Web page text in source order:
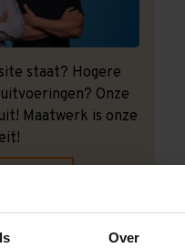
Over
staat? Hogere
Onze
Maatwerk is onze